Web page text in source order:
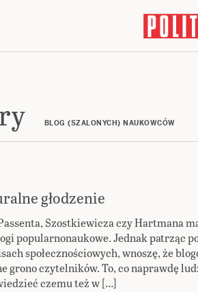
BLOG (SZALONYCH) NAUKOWCÓW
głodzenie
Szostkiewicza czy Hartmana
popularnonaukowe. Jednak patrząc
społecznościowych, wnoszę, że
grono czytelników. To, co naprawdę
czemu też w […]